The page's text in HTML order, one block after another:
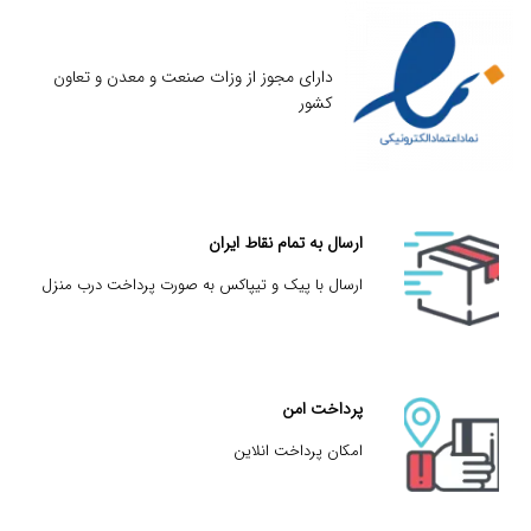
دارای مجوز از وزات صنعت و معدن و تعاون
کشور
ارسال به تمام نقاط ایران
ارسال با پیک و تیپاکس به صورت پرداخت درب منزل
پرداخت امن
امکان پرداخت انلاین